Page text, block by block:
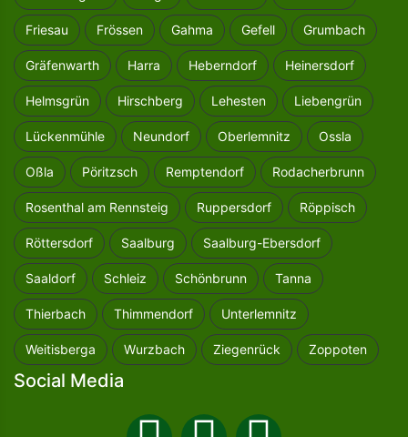
Friesau Frössen Gahma Gefell Grumbach
Gräfenwarth Harra Heberndorf Heinersdorf
Helmsgrün Hirschberg Lehesten Liebengrün
Lückenmühle Neundorf Oberlemnitz Ossla
Oßla Pöritzsch Remptendorf Rodacherbrunn
Rosenthal am Rennsteig Ruppersdorf Röppisch
Röttersdorf Saalburg Saalburg-Ebersdorf
Saaldorf Schleiz Schönbrunn Tanna
Thierbach Thimmendorf Unterlemnitz
Weitisberga Wurzbach Ziegenrück Zoppoten
Social Media